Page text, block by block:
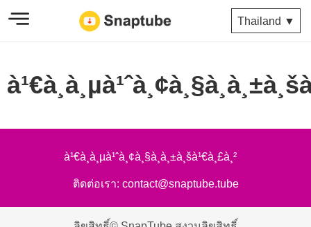
Thailand ▼
à¹€à¸à¸µà¹ˆà¸¢à¸§à¸à¸±à¸šà¹€à¸£à¸²
ติดต่อเรา: contact@snaptube.tube